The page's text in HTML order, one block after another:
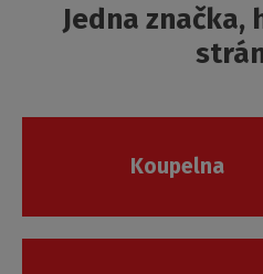
Jedna značka,
Koupelna